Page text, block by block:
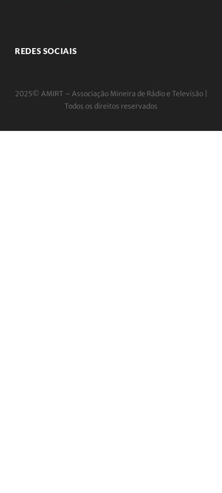
REDES SOCIAIS
2025© AMIRT – Associação Mineira de Rádio e Televisão |
Todos os direitos reservados